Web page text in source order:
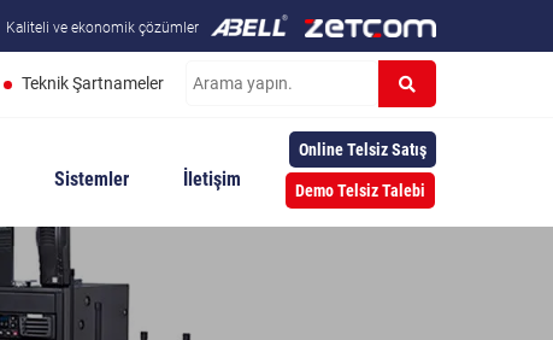
Kaliteli ve ekonomik çözümler
Teknik Şartnameler
Sistemler İletişim Demo Telsiz Talebi
Online Telsiz Satış